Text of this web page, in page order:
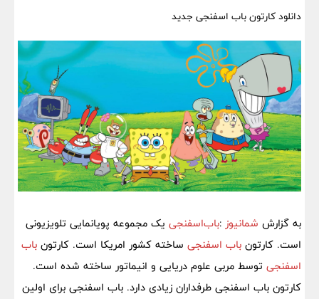
دانلود کارتون باب اسفنجی جدید
به گزارش شمانیوز :باب‌اسفنجی یک مجموعه پویانمایی تلویزیونی
است. کارتون باب اسفنجی ساخته کشور امریکا است. کارتون باب
اسفنجی توسط مربی علوم دریایی و انیماتور ساخته شده است.
کارتون باب اسفنجی طرفداران زیادی دارد. باب اسفنجی برای اولین